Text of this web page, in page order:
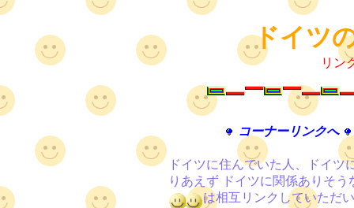
ドイツ
リン
コーナーリンクへ
ドイツに住んでいた人、ドイ
りあえず ドイツに関係ありそ
は相互リンクしていただ